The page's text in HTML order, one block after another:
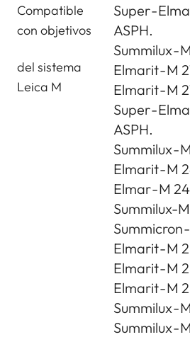
Compatible
con objetivos
del sistema
Leica M
Super -
ASPH.
Summilux -
Elmarit - M
Elmarit - M
Super -
ASPH.
Summilux -
Elmarit - M
Elmar - M
Summilux-
Summicron
Elmarit - M
Elmarit - M
Elmarit - M
Summilux -
Summilux -